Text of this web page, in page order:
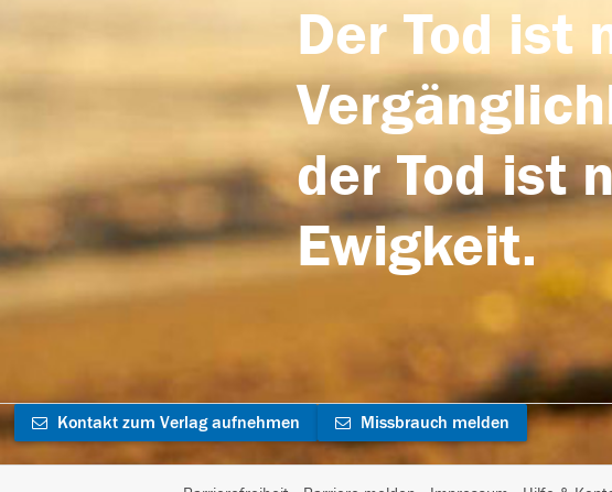
Der Tod ist
der Tod ist
Ewigkeit.
Kontakt zum Verlag aufnehmen Missbrauch melden